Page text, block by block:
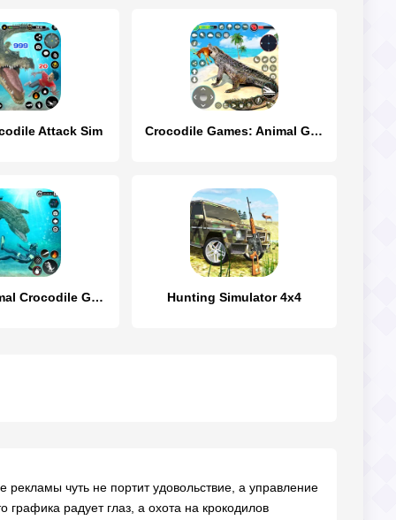
Attack Sim Crocodile Games: Animal Games
Hungry Animal Crocodile Games Hunting Simulator 4x4
чуть не портит удовольствие, а управление
радует глаз, а охота на крокодилов